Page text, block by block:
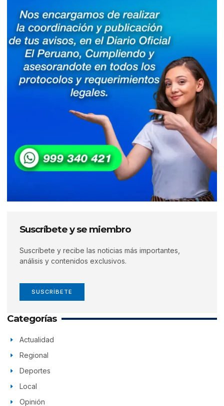
Suscríbete y se miembro
Suscríbete y recibe las noticias más importantes,
análisis y contenidos exclusivos.
SUSCRÍBETE
Categorías
Actualidad
Regional
Deportes
Local
Opinión